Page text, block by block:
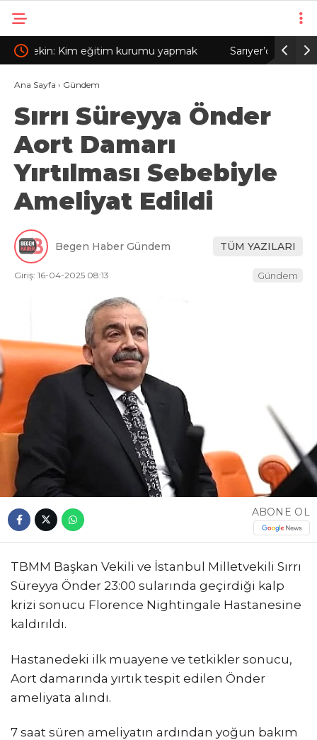
Sarıyer’de şarampole devrilen hafriyat
kamyonunun şoförü yaralandı
Ana Sayfa › Gündem
Sırrı Süreyya Önder
Aort Damarı
Yırtılması Sebebiyle
Ameliyat Edildi
Begen Haber Gündem TÜM YAZILARI
Giriş: 16-04-2025 08:13 Gündem
ABONE OL
TBMM Başkan Vekili ve İstanbul Milletvekili Sırrı
Süreyya Önder 23:00 sularında geçirdiği kalp
krizi sonucu Florence Nightingale Hastanesine
kaldırıldı.
Hastanedeki ilk muayene ve tetkikler sonucu,
Aort damarında yırtık tespit edilen Önder
ameliyata alındı.
7 saat süren ameliyatın ardından yoğun bakım